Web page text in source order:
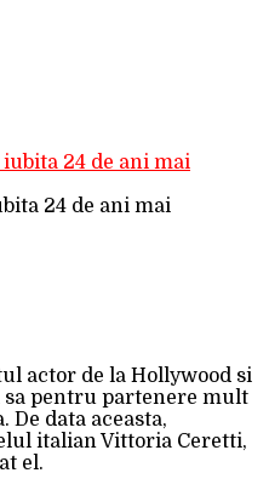
24 de ani mai
actor de la Hollywood si
pentru partenere mult
De data aceasta,
italian Vittoria Ceretti,
el.